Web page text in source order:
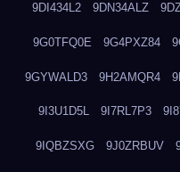
9DI434L2 9DN34ALZ
9G0TFQ0E 9G4PXZ84
9GYWALD3 9H2AMQR4
9I3U1D5L 9I7RL7P3
9IQBZSXG 9J0ZRBUV